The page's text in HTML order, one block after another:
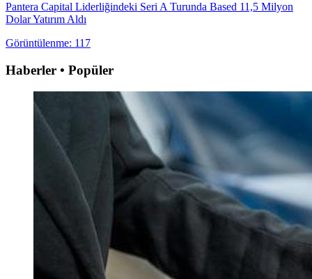
Pantera Capital Liderliğindeki Seri A Turunda Based 11,5 Milyon
Dolar Yatırım Aldı
Görüntülenme: 117
Haberler • Popüler